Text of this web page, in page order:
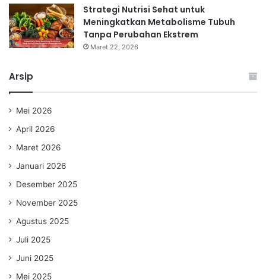
Strategi Nutrisi Sehat untuk
Meningkatkan Metabolisme Tubuh
Tanpa Perubahan Ekstrem
Maret 22, 2026
Arsip
Mei 2026
April 2026
Maret 2026
Januari 2026
Desember 2025
November 2025
Agustus 2025
Juli 2025
Juni 2025
Mei 2025